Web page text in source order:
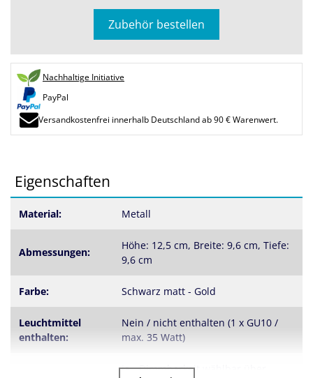
Zubehör bestellen
Nachhaltige Initiative
PayPal
Versandkostenfrei innerhalb Deutschland ab 90 € Warenwert.
Eigenschaften
Material: Metall
Abmessungen:
Höhe: 12,5 cm, Breite: 9,6 cm, Tiefe:
9,6 cm
Farbe: Schwarz matt - Gold
Leuchtmittel
enthalten:
Nein / nicht enthalten (1 x GU10 /
max. 35 Watt)
Ja - Dimmbarkeit wählbar über